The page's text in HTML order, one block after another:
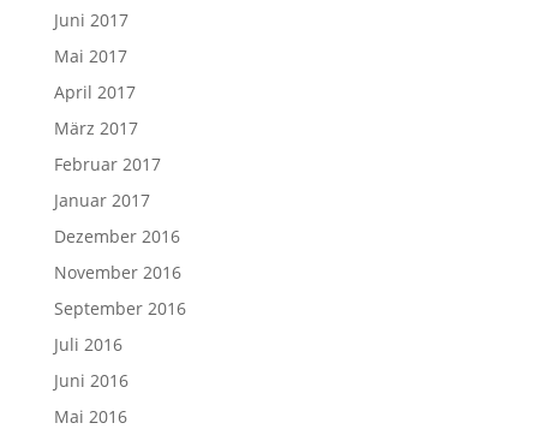
Juni 2017
Mai 2017
April 2017
März 2017
Februar 2017
Januar 2017
Dezember 2016
November 2016
September 2016
Juli 2016
Juni 2016
Mai 2016